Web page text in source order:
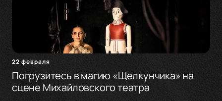
22 февраля
Погрузитесь в магию «Щелкунчика» на
сцене Михайловского театра